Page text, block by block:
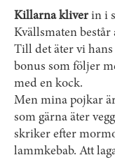
Killarna kliverin i
Kvällsmaten
Till det äter vi
bonus som följer
med en kock.
Men mina pojkar
som gärna äter
skriker efter
lammkebab. Att